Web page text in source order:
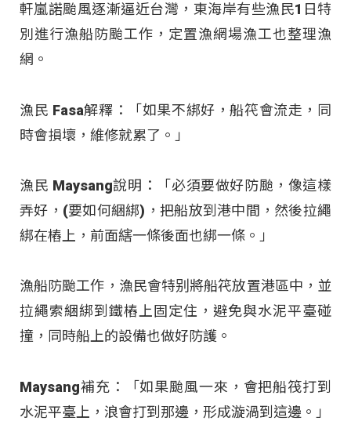
軒嵐諾颱風逐漸逼近台灣，東海岸有些漁民1日特
別進行漁船防颱工作，定置漁網場漁工也整理漁
網。
漁民 Fasa解釋：「如果不綁好，船笩會流走，同
時會損壞，維修就累了。」
漁民 Maysang說明：「必須要做好防颱，像這樣
弄好，(要如何綑綁)，把船放到港中間，然後拉繩
綁在樁上，前面縖一條後面也綁一條。」
漁船防颱工作，漁民會特别將船笩放置港區中，並
拉繩索綑綁到鐵樁上固定住，避免與水泥平臺碰
撞，同時船上的設備也做好防護。
Maysang補充：「如果颱風一來，會把船筏打到
水泥平臺上，浪會打到那邊，形成漩渦到這邊。」